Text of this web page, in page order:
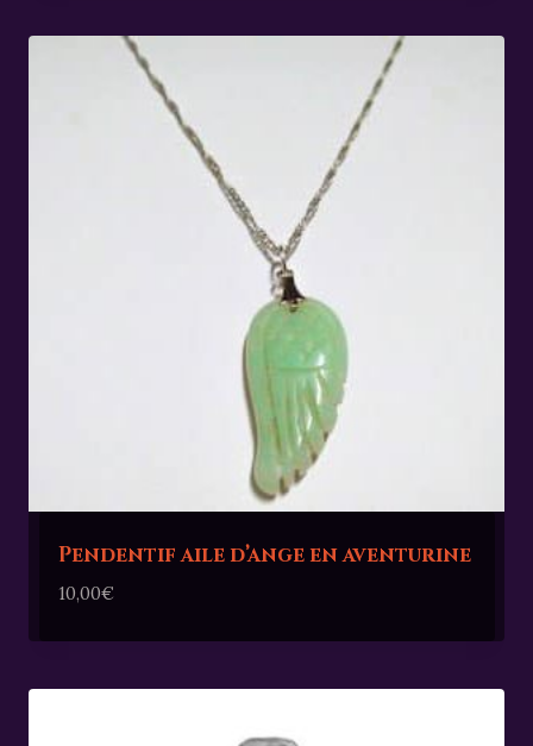
Pendentif aile d’ange en aventurine
10,00€